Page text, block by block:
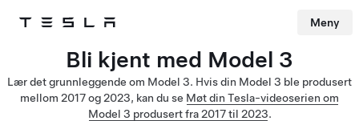
Tesla Meny
Bli kjent med Model 3
Lær det grunnleggende om Model 3. Hvis din Model 3 ble produsert
mellom 2017 og 2023, kan du se Møt din Tesla-videoserien om
Model 3 produsert fra 2017 til 2023.